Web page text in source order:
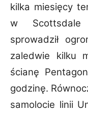
kilka miesięcy
w
sprowadził
zaledwie kilku
ścianę
godzinę.
samolocie linii